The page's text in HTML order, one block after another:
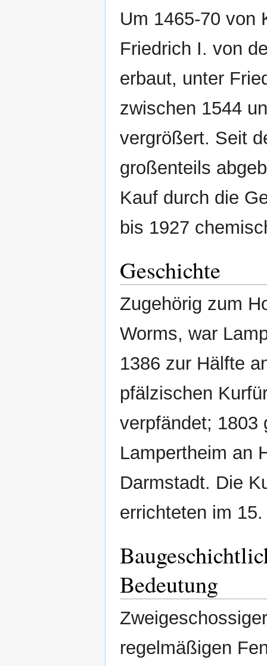
Um 1465-70 von
Friedrich I. von
erbaut, unter
zwischen 1544
vergrößert. Seit
großenteils
Kauf durch die
bis 1927
Geschichte
Zugehörig zum
Worms, war
1386 zur Hälfte
pfälzischen
verpfändet; 1803
Lampertheim an
Darmstadt. Die
errichteten im
Bedeutung
regelmäßigen